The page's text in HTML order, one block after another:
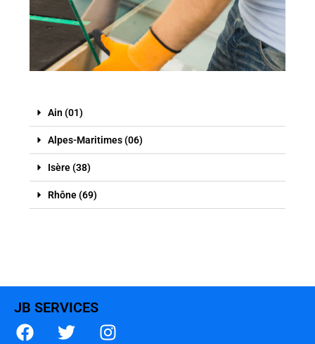
Ain (01)
Alpes-Maritimes (06)
Isère (38)
Rhône (69)
JB SERVICES